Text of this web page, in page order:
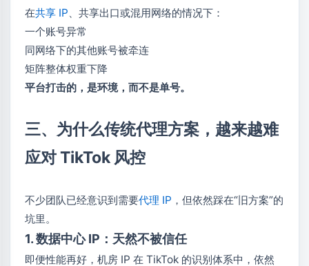
在共享 IP 、共享出口或混用网络的情况下：
一个账号异常
同网络下的其他账号被牵连
矩阵整体权重下降
平台打击的，是环境，而不是单号。
三、为什么传统代理方案，越来越难
应对 TikTok 风控
不少团队已经意识到需要代理 IP ，但依然踩在“旧方案”的
坑里。
1. 数据中心 IP：天然不被信任
即便性能再好，机房 IP 在 TikTok 的识别体系中，依然